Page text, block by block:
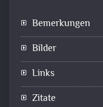
Bemerkungen
Bilder
Links
Zitate